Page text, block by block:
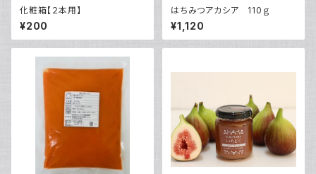
化粧箱【２本用】
¥200
はちみつアカシア 110ｇ
¥1,120